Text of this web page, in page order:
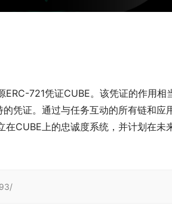
721凭证CUBE。该凭证的作用相
凭证。通过与任务互动的所有链和应
CUBE上的忠诚度系统，并计划在未